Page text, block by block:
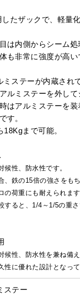
たザックで、軽量
は内側からシーム
も非常に強度が高い
ステーが内蔵され
ルミステーを外し
はアルミステーを
す。
まで可能。
候性、防水性です。
、鉄の15倍の強さをも
の荷重にも耐えられま
すると、1/4～1/5の重
候性、防水性を兼ね備
性に優れた設計となって
ステー